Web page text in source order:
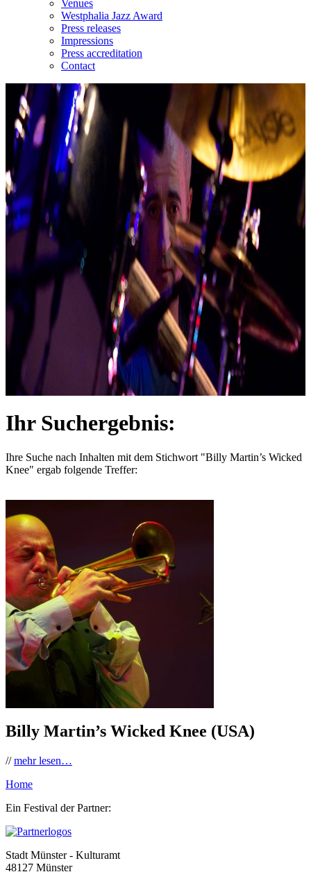
Venues
Westphalia Jazz Award
Press releases
Impressions
Press accreditation
Contact
Ihr Suchergebnis:
Ihre Suche nach Inhalten mit dem Stichwort "Billy Martin’s Wicked
Knee" ergab folgende Treffer:
Billy Martin’s Wicked Knee (USA)
//mehr lesen…
Home
Ein Festival der Partner:
Stadt Münster - Kulturamt
48127 Münster